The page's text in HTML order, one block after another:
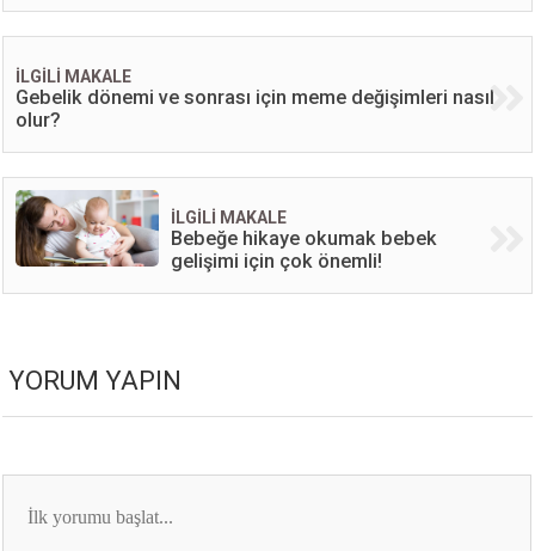
İLGİLİ MAKALE
Gebelik dönemi ve sonrası için meme değişimleri nasıl
olur?
İLGİLİ MAKALE
Bebeğe hikaye okumak bebek
gelişimi için çok önemli!
YORUM YAPIN